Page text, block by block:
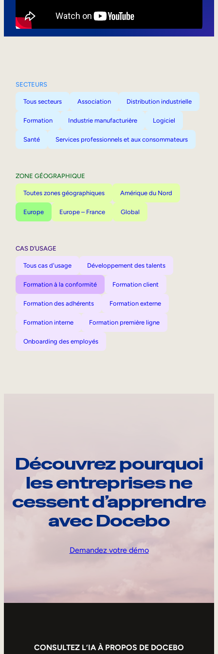
SECTEURS
Tous secteurs Association Distribution industrielle
Formation Industrie manufacturière Logiciel
Santé Services professionnels et aux consommateurs
ZONE GÉOGRAPHIQUE
Toutes zones géographiques Amérique du Nord
Europe Europe – France Global
CAS D’USAGE
Tous cas d'usage Développement des talents
Formation à la conformité Formation client
Formation des adhérents Formation externe
Formation interne Formation première ligne
Onboarding des employés
Découvrez pourquoi
les entreprises ne
cessent d’apprendre
avec Docebo
Demandez votre démo
CONSULTEZ L’IA À PROPOS DE DOCEBO